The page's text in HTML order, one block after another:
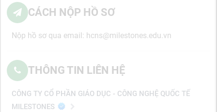
CÁCH NỘP HỒ SƠ
Nộp hồ sơ qua email: hcns@milestones.edu.vn
THÔNG TIN LIÊN HỆ
CÔNG TY CỔ PHẦN GIÁO DỤC - CÔNG NGHỆ QUỐC TẾ
MILESTONES